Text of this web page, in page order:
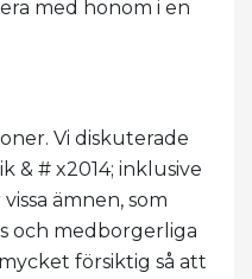
med honom i en
Vi diskuterade
& # x2014; inklusive
ämnen, som
och medborgerliga
försiktig så att